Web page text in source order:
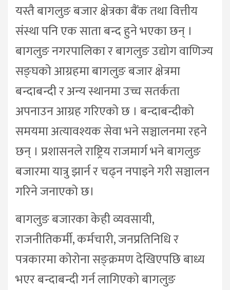
यस्तै बागलुङ बजार क्षेत्रका बैंक तथा वित्तीय
संस्था पनि एक साता बन्द हुने भएका छन् ।
बागलुङ नगरपालिका र बागलुङ उद्योग वाणिज्य
सङ्घको आग्रहमा बागलुङ बजार क्षेत्रमा
बन्दाबन्दी र अन्य स्थानमा उच्च सतर्कता
अपनाउन आग्रह गरिएको छ । बन्दाबन्दीको
समयमा अत्यावश्यक सेवा भने सञ्चालनमा रहने
छन् । प्रशासनले राष्ट्रिय राजमार्ग भने बागलुङ
बजारमा यात्रु झार्न र चढ्न नपाइने गरी सञ्चालन
गरिने जनाएको छ।
बागलुङ बजारका केही व्यवसायी,
राजनीतिकर्मी, कर्मचारी, जनप्रतिनिधि र
पत्रकारमा कोरोना सङ्क्रमण देखिएपछि बाध्य
भएर बन्दाबन्दी गर्न लागिएको बागलुङ